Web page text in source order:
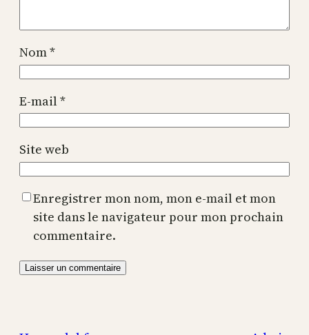
Nom*
E-mail*
Site web
Enregistrer mon nom, mon e-mail et mon
site dans le navigateur pour mon prochain
commentaire.